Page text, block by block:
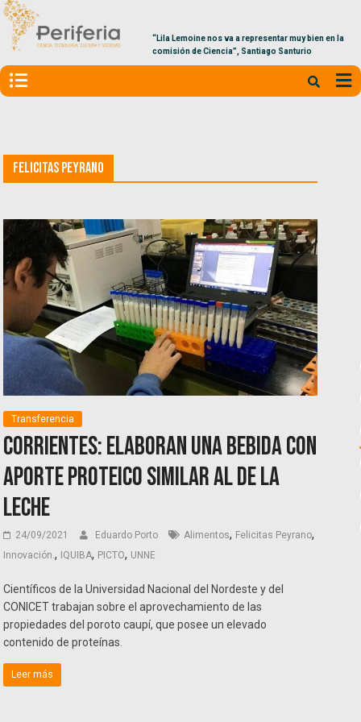
“Lila Lemoine nos va a representar muy bien en la
comisión de Ciencia”, Santiago Santurio
Felicitas Peyrano
Transferencia
Corrientes: Elaboran una bebida con
aporte proteico similar al de la
leche
24/09/2021 Eduardo Porto Alimentos, Felicitas Peyrano,
Innovación., IQUIBA, PICTO, UNNE
Científicos de la Universidad Nacional del Nordeste y del
CONICET trabajan sobre el aprovechamiento de las
propiedades del poroto caupí, que posee un elevado
contenido de proteínas.
Leer más